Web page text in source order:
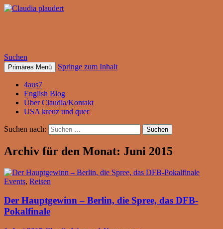
Suchen
Primäres Menü Springe zum Inhalt
4aus7
English Blog
Über Claudia/Kontakt
USA kreuz und quer
Suchen nach:
Archiv für den Monat: Juni 2015
Events, Reisen
Der Hauptgewinn – Berlin, die Spree, das DFB-
Pokalfinale